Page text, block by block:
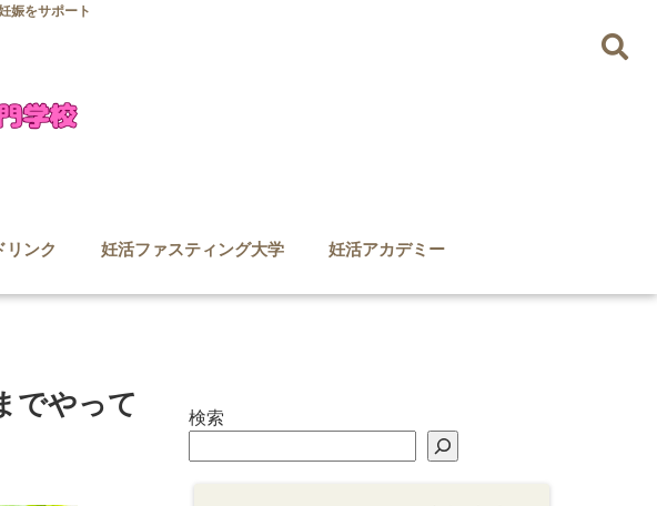
娠をサポート
リンク 妊活ファスティング大学 妊活アカデミー
でやって
検索